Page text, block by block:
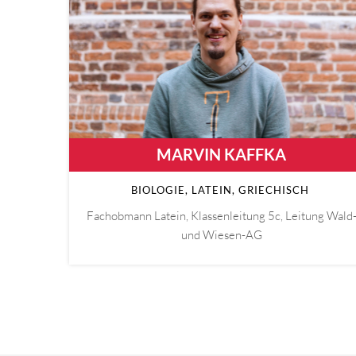
MARVIN KAFFKA
BIOLOGIE, LATEIN, GRIECHISCH
Fachobmann Latein, Klassenleitung 5c, Leitung Wald-
und Wiesen-AG